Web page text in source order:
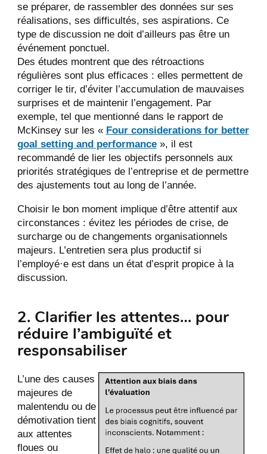
se préparer, de rassembler des données sur ses
réalisations, ses difficultés, ses aspirations. Ce
type de discussion ne doit d’ailleurs pas être un
événement ponctuel.
Des études montrent que des rétroactions
régulières sont plus efficaces : elles permettent de
corriger le tir, d’éviter l’accumulation de mauvaises
surprises et de maintenir l’engagement. Par
exemple, tel que mentionné dans le rapport de
McKinsey sur les « Four considerations for better
goal setting and performance», il est
recommandé de lier les objectifs personnels aux
priorités stratégiques de l’entreprise et de permettre
des ajustements tout au long de l’année.
Choisir le bon moment implique d’être attentif aux
circonstances : évitez les périodes de crise, de
surcharge ou de changements organisationnels
majeurs. L’entretien sera plus productif si
l’employé·e est dans un état d’esprit propice à la
discussion.
2. Clarifier les attentes… pour
réduire l’ambiguïté et
responsabiliser
L’une des causes
majeures de
malentendu ou de
démotivation tient
aux attentes
floues ou